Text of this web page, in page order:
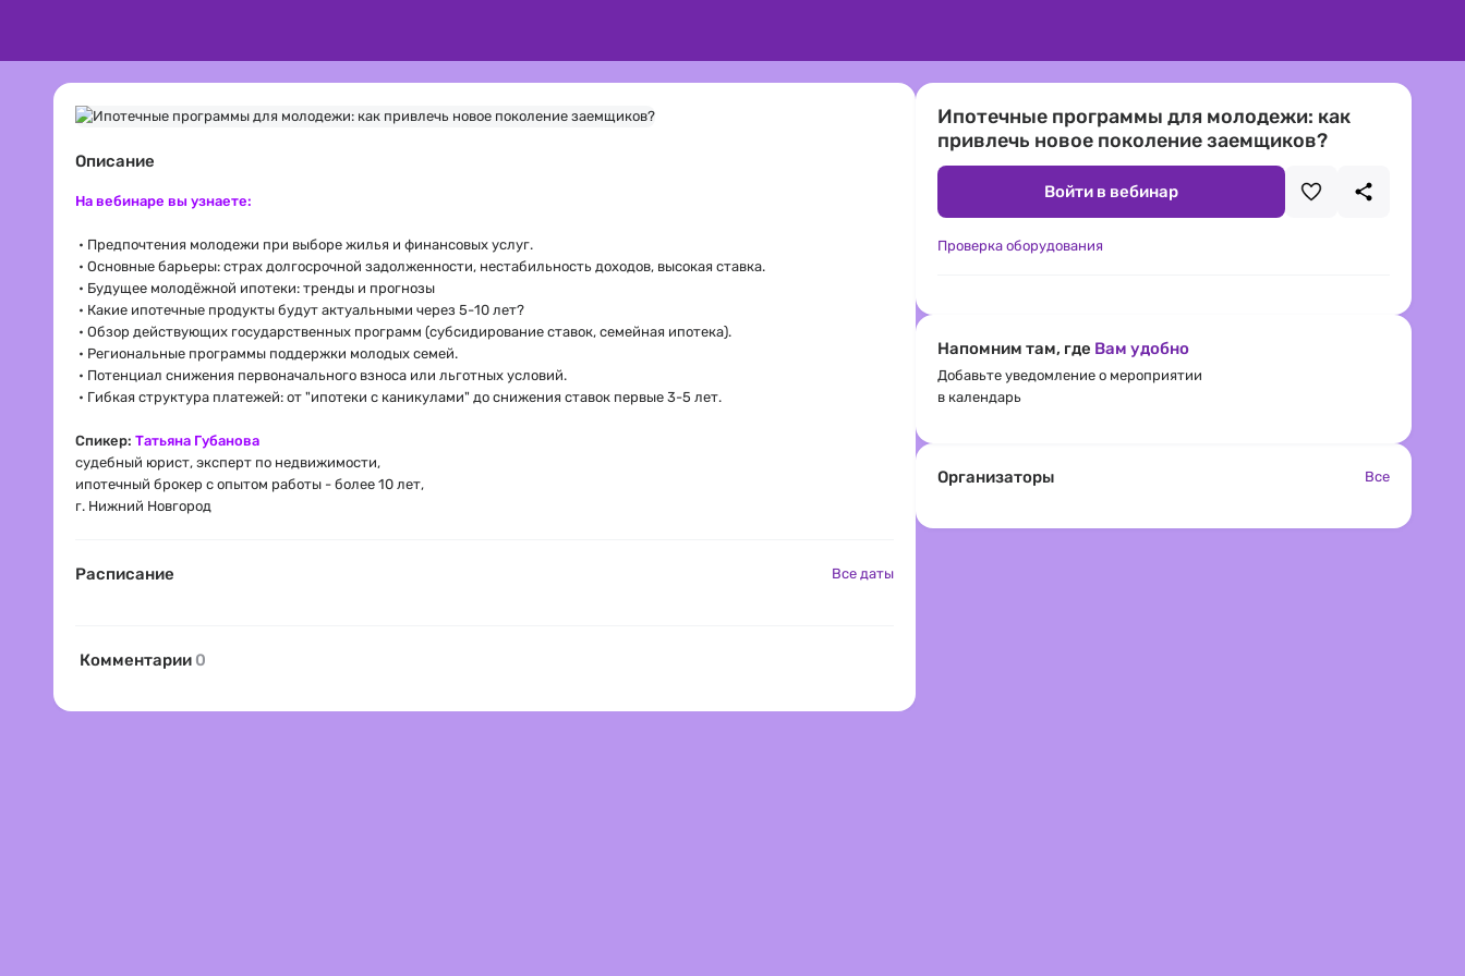
Описание
На вебинаре вы узнаете:
• Предпочтения молодежи при выборе жилья и финансовых услуг.
• Основные барьеры: страх долгосрочной задолженности, нестабильность доходов, высокая ставка.
• Будущее молодёжной ипотеки: тренды и прогнозы
• Какие ипотечные продукты будут актуальными через 5-10 лет?
• Обзор действующих государственных программ (субсидирование ставок, семейная ипотека).
• Региональные программы поддержки молодых семей.
• Потенциал снижения первоначального взноса или льготных условий.
• Гибкая структура платежей: от "ипотеки с каникулами" до снижения ставок первые 3-5 лет.
Спикер: Татьяна Губанова
судебный юрист, эксперт по недвижимости,
ипотечный брокер с опытом работы - более 10 лет,
г. Нижний Новгород
Расписание Все даты
Комментарии 0
Ипотечные программы для молодежи: как
привлечь новое поколение заемщиков?
Войти в вебинар
Проверка оборудования
Напомним там, где Вам удобно
Добавьте уведомление о мероприятии
в календарь
Организаторы Все